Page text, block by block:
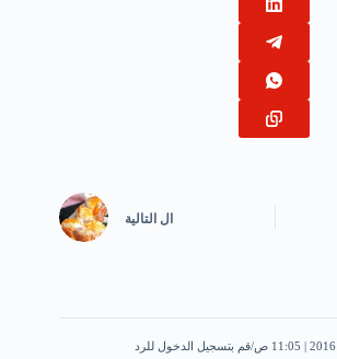
ال التالية
قم بتسجيل الدخول للرد